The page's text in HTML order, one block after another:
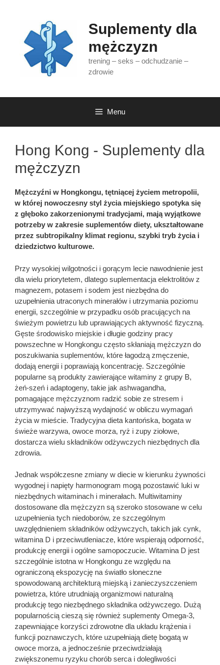
Suplementy dla
mężczyzn
trening – seks – odchudzanie –
zdrowie
Menu
Hong Kong - Suplementy dla
mężczyzn
Mężczyźni w Hongkongu, tętniącej życiem metropolii,
w której nowoczesny styl życia miejskiego spotyka się
z głęboko zakorzenionymi tradycjami, mają wyjątkowe
potrzeby w zakresie suplementów diety, ukształtowane
przez subtropikalny klimat regionu, szybki tryb życia i
dziedzictwo kulturowe.
Przy wysokiej wilgotności i gorącym lecie nawodnienie jest
dla wielu priorytetem, dlatego suplementacja elektrolitów z
magnezem, potasem i sodem jest niezbędna do
uzupełnienia utraconych minerałów i utrzymania poziomu
energii, szczególnie w przypadku osób pracujących na
świeżym powietrzu lub uprawiających aktywność fizyczną.
Gęste środowisko miejskie i długie godziny pracy
powszechne w Hongkongu często skłaniają mężczyzn do
poszukiwania suplementów, które łagodzą zmęczenie,
dodają energii i poprawiają koncentrację. Szczególnie
popularne są produkty zawierające witaminy z grupy B,
żeń-szeń i adaptogeny, takie jak ashwagandha,
pomagające mężczyznom radzić sobie ze stresem i
utrzymywać najwyższą wydajność w obliczu wymagań
życia w mieście. Tradycyjna dieta kantońska, bogata w
świeże warzywa, owoce morza, ryż i zupy ziołowe,
dostarcza wielu składników odżywczych niezbędnych dla
zdrowia.
Jednak współczesne zmiany w diecie w kierunku żywności
wygodnej i napięty harmonogram mogą pozostawić luki w
niezbędnych witaminach i minerałach. Multiwitaminy
dostosowane dla mężczyzn są szeroko stosowane w celu
uzupełnienia tych niedoborów, ze szczególnym
uwzględnieniem składników odżywczych, takich jak cynk,
witamina D i przeciwutleniacze, które wspierają odporność,
produkcję energii i ogólne samopoczucie. Witamina D jest
szczególnie istotna w Hongkongu ze względu na
ograniczoną ekspozycję na światło słoneczne
spowodowaną architekturą miejską i zanieczyszczeniem
powietrza, które utrudniają organizmowi naturalną
produkcję tego niezbędnego składnika odżywczego. Dużą
popularnością cieszą się również suplementy Omega-3,
zapewniające korzyści zdrowotne dla układu krążenia i
funkcji poznawczych, które uzupełniają dietę bogatą w
owoce morza, a jednocześnie przeciwdziałają
zwiększonemu ryzyku chorób serca i dolegliwości